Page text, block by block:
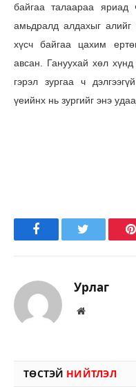
байгаа талаараа
амьдралд алдахыг алийг
хүсч байгаа цахим
авсан. Гануухай хөл
гэрэл зургаа ч
үеийнх нь зургийг энэ
FacebookTwitter
Урлаг
Вэбсайт
ТӨСТЭЙ НИЙТЛЭЛ